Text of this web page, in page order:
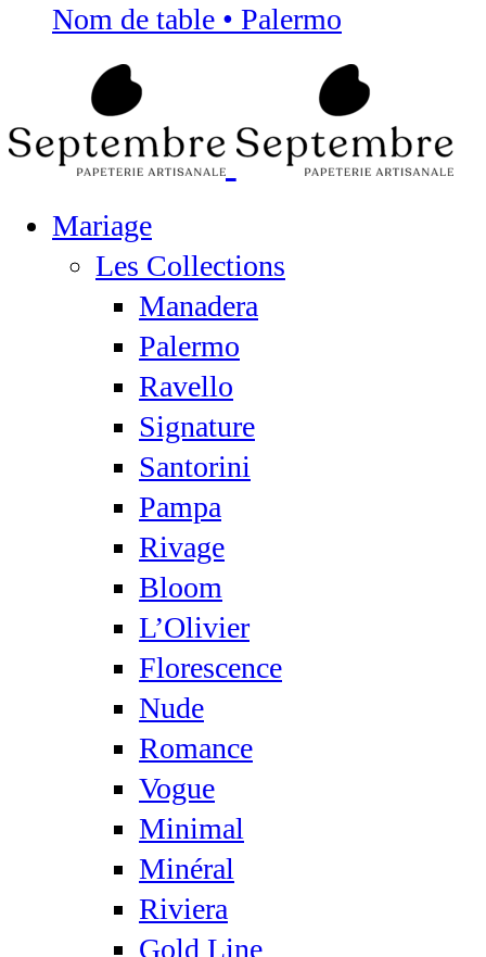
Nom de table • Palermo
Mariage
Les Collections
Manadera
Palermo
Ravello
Signature
Santorini
Pampa
Rivage
Bloom
L’Olivier
Florescence
Nude
Romance
Vogue
Minimal
Minéral
Riviera
Gold Line